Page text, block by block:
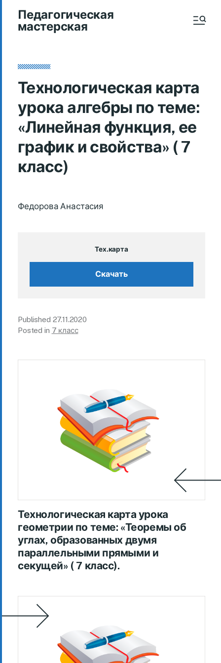
Педагогическая
мастерская
Технологическая карта
урока алгебры по теме:
«Линейная функция, ее
график и свойства» ( 7
класс)
Федорова Анастасия
Тех.карта
Скачать
Published 27.11.2020
Posted in 7 класс
Технологическая карта урока
геометрии по теме: «Теоремы об
углах, образованных двумя
параллельными прямыми и
секущей» ( 7 класс).